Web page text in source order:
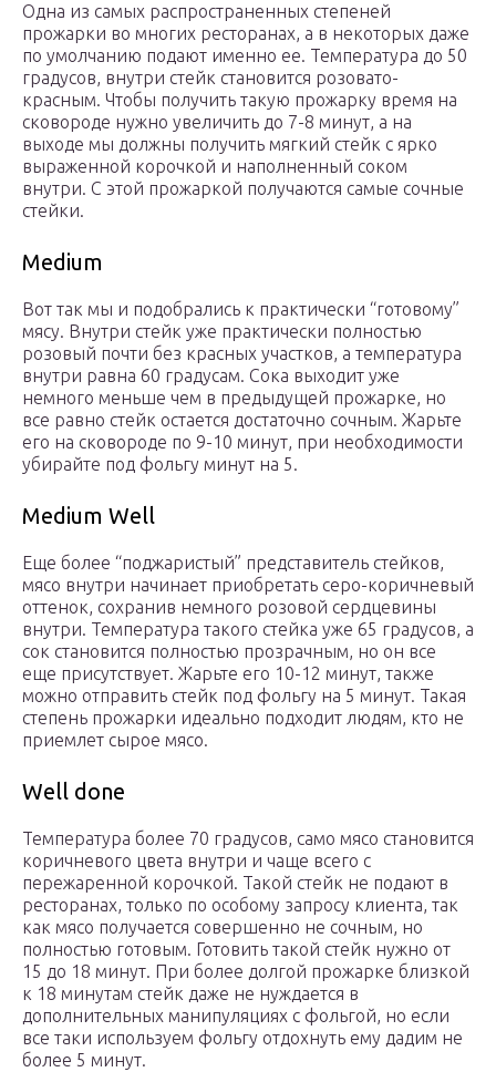
Одна из самых распространенных степеней
прожарки во многих ресторанах, а в некоторых даже
по умолчанию подают именно ее. Температура до 50
градусов, внутри стейк становится розовато-
красным. Чтобы получить такую прожарку время на
сковороде нужно увеличить до 7-8 минут, а на
выходе мы должны получить мягкий стейк с ярко
выраженной корочкой и наполненный соком
внутри. С этой прожаркой получаются самые сочные
стейки.
Medium
Вот так мы и подобрались к практически “готовому”
мясу. Внутри стейк уже практически полностью
розовый почти без красных участков, а температура
внутри равна 60 градусам. Сока выходит уже
немного меньше чем в предыдущей прожарке, но
все равно стейк остается достаточно сочным. Жарьте
его на сковороде по 9-10 минут, при необходимости
убирайте под фольгу минут на 5.
Medium Well
Еще более “поджаристый” представитель стейков,
мясо внутри начинает приобретать серо-коричневый
оттенок, сохранив немного розовой сердцевины
внутри. Температура такого стейка уже 65 градусов, а
сок становится полностью прозрачным, но он все
еще присутствует. Жарьте его 10-12 минут, также
можно отправить стейк под фольгу на 5 минут. Такая
степень прожарки идеально подходит людям, кто не
приемлет сырое мясо.
Well done
Температура более 70 градусов, само мясо становится
коричневого цвета внутри и чаще всего с
пережаренной корочкой. Такой стейк не подают в
ресторанах, только по особому запросу клиента, так
как мясо получается совершенно не сочным, но
полностью готовым. Готовить такой стейк нужно от
15 до 18 минут. При более долгой прожарке близкой
к 18 минутам стейк даже не нуждается в
дополнительных манипуляциях с фольгой, но если
все таки используем фольгу отдохнуть ему дадим не
более 5 минут.